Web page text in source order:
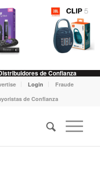
de Confianza
Login
Fraude
de Confianza